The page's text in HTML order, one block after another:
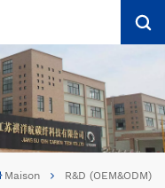
Maison R&D (OEM&ODM)